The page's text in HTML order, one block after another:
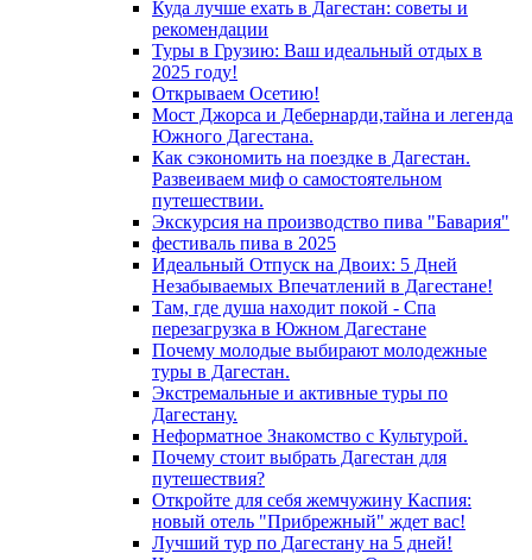
Куда лучше ехать в Дагестан: советы и
рекомендации
Туры в Грузию: Ваш идеальный отдых в
2025 году!
Открываем Осетию!
Мост Джорса и Дебернарди,тайна и легенда
Южного Дагестана.
Как сэкономить на поездке в Дагестан.
Развеиваем миф о самостоятельном
путешествии.
Экскурсия на производство пива "Бавария"
фестиваль пива в 2025
Идеальный Отпуск на Двоих: 5 Дней
Незабываемых Впечатлений в Дагестане!
Там, где душа находит покой - Спа
перезагрузка в Южном Дагестане
Почему молодые выбирают молодежные
туры в Дагестан.
Экстремальные и активные туры по
Дагестану.
Неформатное Знакомство с Культурой.
Почему стоит выбрать Дагестан для
путешествия?
Откройте для себя жемчужину Каспия:
новый отель "Прибрежный" ждет вас!
Лучший тур по Дагестану на 5 дней!